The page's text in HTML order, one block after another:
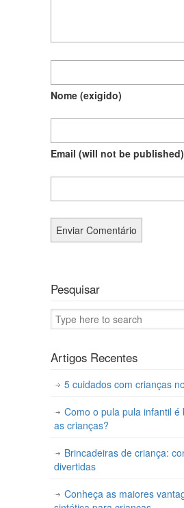
Nome (exigido)
Email (will not be published)
Pesquisar
Artigos Recentes
5 cuidados com crianças
Como o pula pula infantil é
as crianças?
Brincadeiras de criança:
divertidas
Conheça as maiores